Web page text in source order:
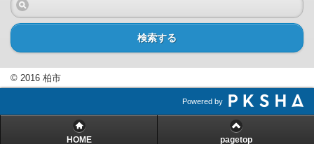
検索する
© 2016 柏市
Powered by
HOME pagetop